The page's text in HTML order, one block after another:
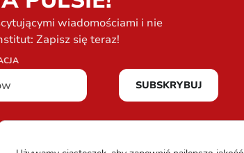
wiadomościami i nie
Zapisz się teraz!
SUBSKRYBUJ